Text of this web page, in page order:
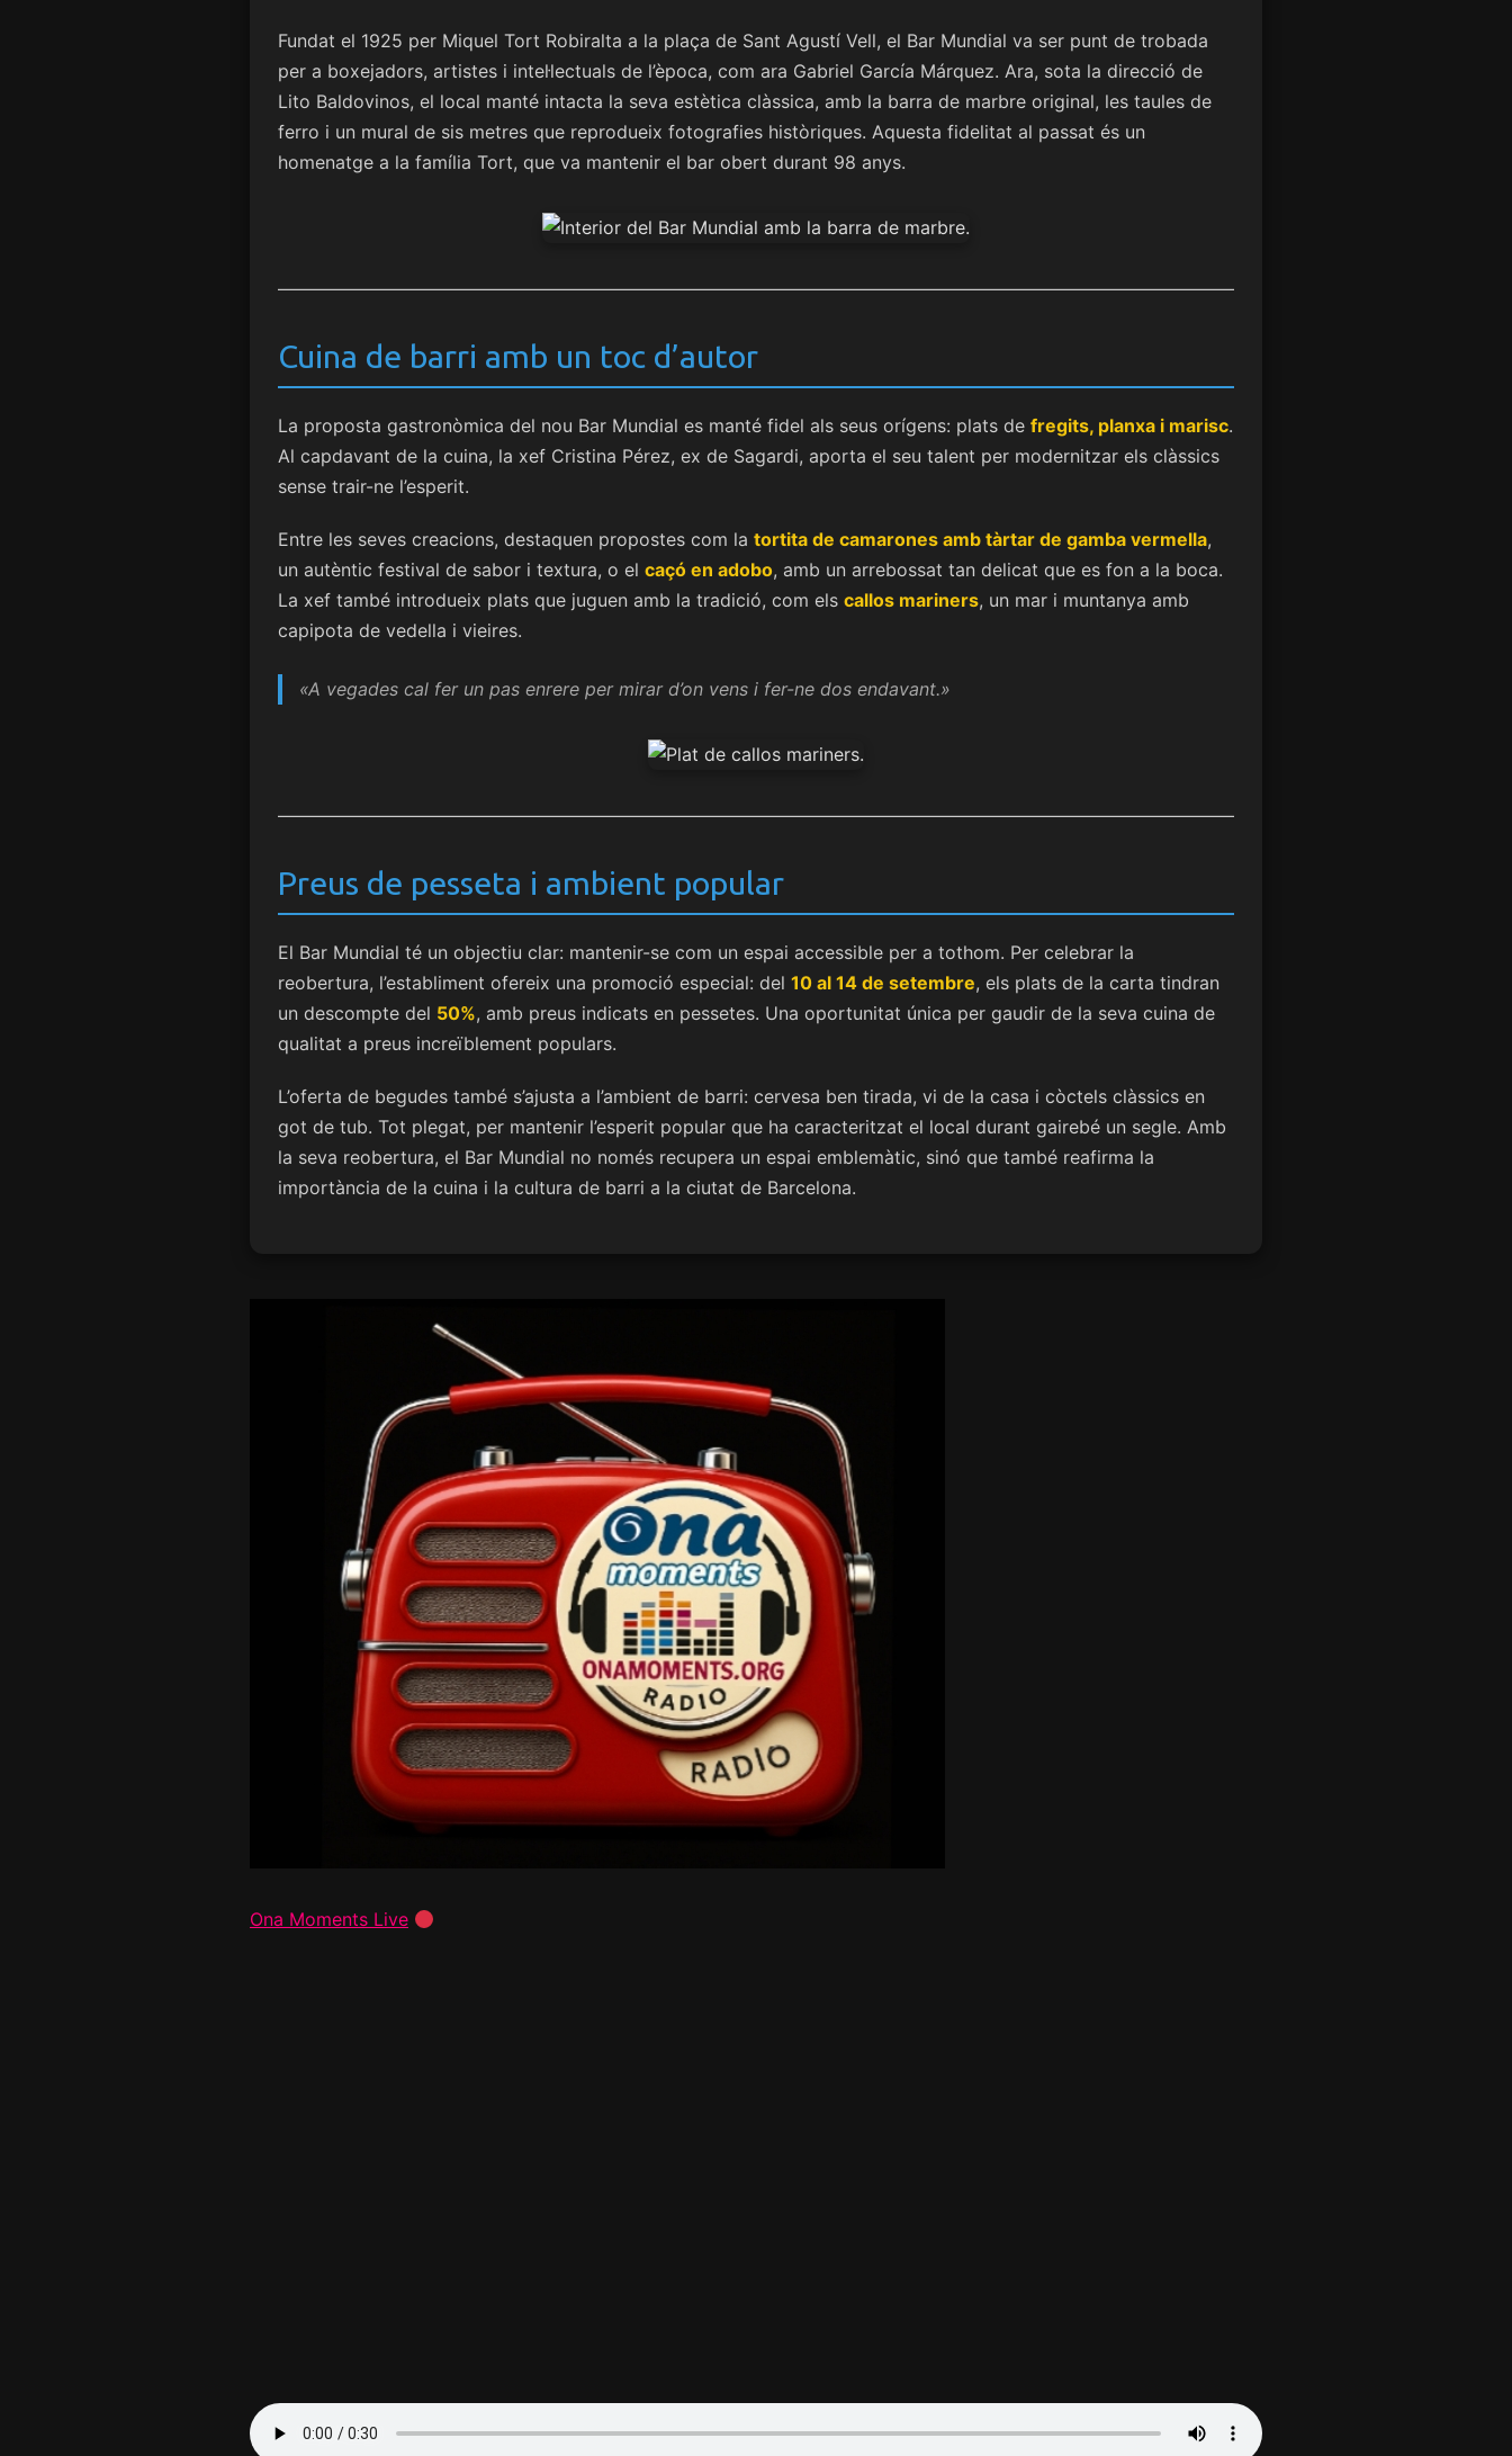
Fundat el 1925 per Miquel Tort Robiralta a la plaça de Sant Agustí Vell, el Bar Mundial va ser punt de trobada
per a boxejadors, artistes i intel·lectuals de l’època, com ara Gabriel García Márquez. Ara, sota la direcció de
Lito Baldovinos, el local manté intacta la seva estètica clàssica, amb la barra de marbre original, les taules de
ferro i un mural de sis metres que reprodueix fotografies històriques. Aquesta fidelitat al passat és un
homenatge a la família Tort, que va mantenir el bar obert durant 98 anys.
Cuina de barri amb un toc d’autor
La proposta gastronòmica del nou Bar Mundial es manté fidel als seus orígens: plats de fregits, planxa i marisc.
Al capdavant de la cuina, la xef Cristina Pérez, ex de Sagardi, aporta el seu talent per modernitzar els clàssics
sense trair-ne l’esperit.
Entre les seves creacions, destaquen propostes com la tortita de camarones amb tàrtar de gamba vermella,
un autèntic festival de sabor i textura, o el caçó en adobo, amb un arrebossat tan delicat que es fon a la boca.
La xef també introdueix plats que juguen amb la tradició, com els callos mariners, un mar i muntanya amb
capipota de vedella i vieires.
«A vegades cal fer un pas enrere per mirar d’on vens i fer-ne dos endavant.»
Preus de pesseta i ambient popular
El Bar Mundial té un objectiu clar: mantenir-se com un espai accessible per a tothom. Per celebrar la
reobertura, l’establiment ofereix una promoció especial: del 10 al 14 de setembre, els plats de la carta tindran
un descompte del 50%, amb preus indicats en pessetes. Una oportunitat única per gaudir de la seva cuina de
qualitat a preus increïblement populars.
L’oferta de begudes també s’ajusta a l’ambient de barri: cervesa ben tirada, vi de la casa i còctels clàssics en
got de tub. Tot plegat, per mantenir l’esperit popular que ha caracteritzat el local durant gairebé un segle. Amb
la seva reobertura, el Bar Mundial no només recupera un espai emblemàtic, sinó que també reafirma la
importància de la cuina i la cultura de barri a la ciutat de Barcelona.
Ona Moments Live